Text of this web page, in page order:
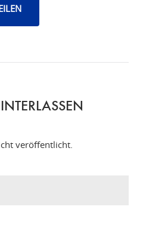
veröffentlicht.